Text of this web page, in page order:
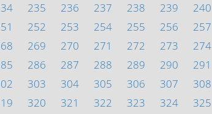
235 236 237 238 239 240
252 253 254 255 256 257
269 270 271 272 273 274
286 287 288 289 290 291
303 304 305 306 307 308
320 321 322 323 324 325